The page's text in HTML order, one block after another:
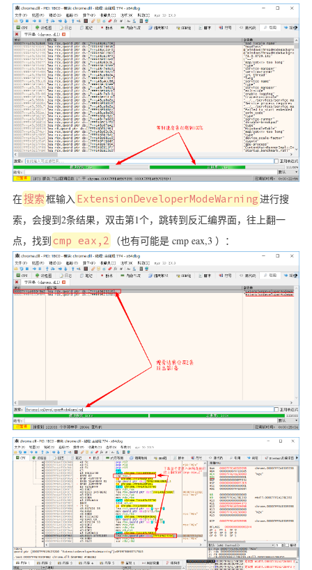
在搜索框输入 ExtensionDeveloperModeWarning进行搜
索，会搜到2条结果，双击第1个，跳转到反汇编界面，往上翻一
点，找到cmp eax,2 （也有可能是 cmp eax,3 ）：